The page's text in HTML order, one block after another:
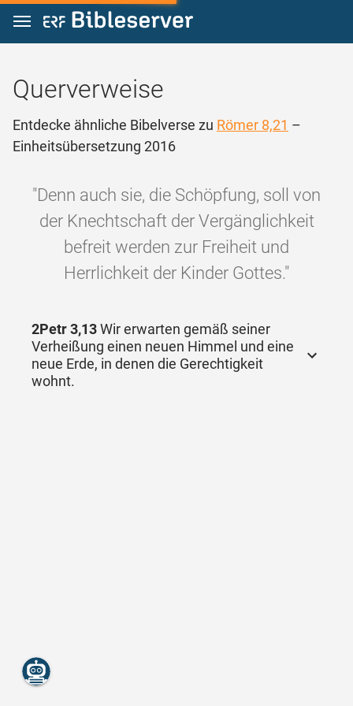
Zum Inhalt springen
Querverweise
Entdecke ähnliche Bibelverse zu Römer 8,21 –
Einheitsübersetzung 2016
"Denn auch sie, die Schöpfung, soll von
der Knechtschaft der Vergänglichkeit
befreit werden zur Freiheit und
Herrlichkeit der Kinder Gottes."
2Petr 3,13Wir erwarten gemäß seiner
Verheißung einen neuen Himmel und eine
neue Erde, in denen die Gerechtigkeit
wohnt.